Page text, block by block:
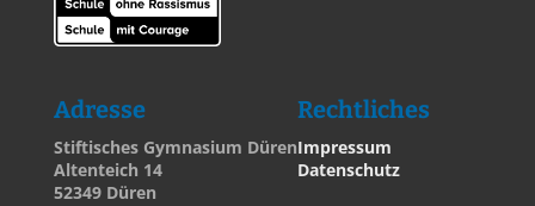
Adresse
Stiftisches Gymnasium Düren
Altenteich 14
52349 Düren
Rechtliches
Impressum
Datenschutz